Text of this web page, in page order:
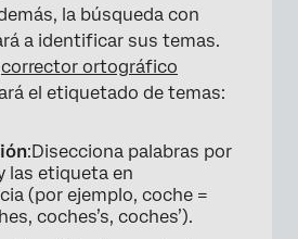
la búsqueda con
a identificar sus temas.
corrector ortográfico
el etiquetado de temas:
:Disecciona palabras por
las etiqueta en
(por ejemplo, coche =
coches’s, coches’).